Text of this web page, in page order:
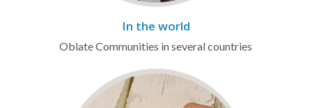
In the world
Oblate Communities in several countries